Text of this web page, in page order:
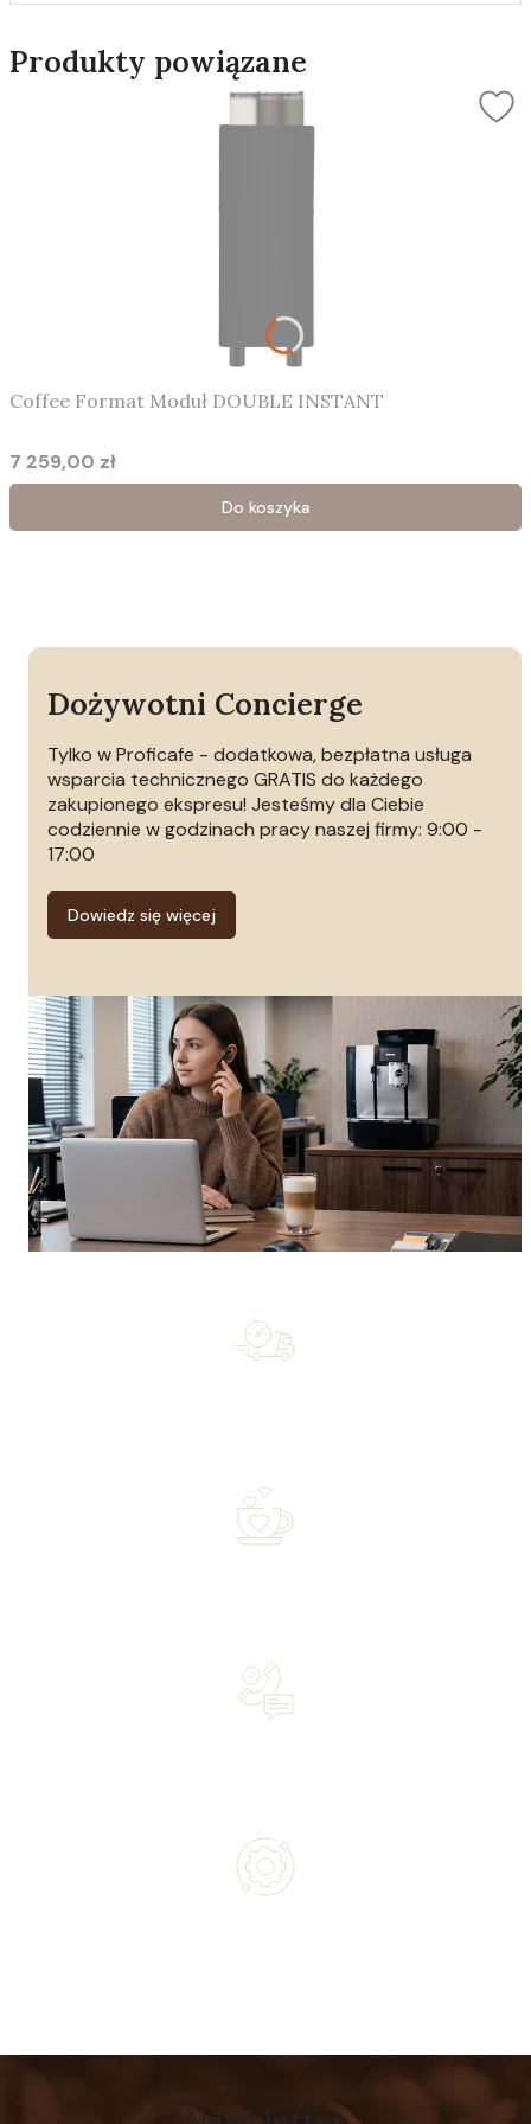
Produkty powiązane
Coffee Format Moduł DOUBLE INSTANT
Cena
7 259,00 zł
Do koszyka
Dożywotni Concierge
Tylko w Proficafe - dodatkowa, bezpłatna usługa
wsparcia technicznego GRATIS do każdego
zakupionego ekspresu! Jesteśmy dla Ciebie
codziennie w godzinach pracy naszej firmy: 9:00 -
17:00
Dowiedz się więcej